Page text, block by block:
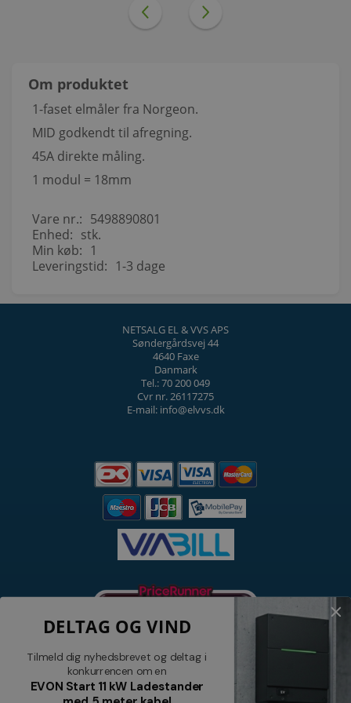
Om produktet
1-faset elmåler fra Norgeon.
MID godkendt til afregning.
45A direkte måling.
1 modul = 18mm
Vare nr.: 5498890801
Enhed: stk.
Min køb: 1
Leveringstid: 1-3 dage
NETSALG EL & VVS APS
Søndergårdsvej 44
4640 Faxe
Danmark
Tel.: 70 200 049
Cvr nr. 26117275
E-mail: info@elvvs.dk
DELTAG OG VIND
Tilmeld dig nyhedsbrevet og deltag i
konkurrencen om en
EVON Start 11 kW Ladestander